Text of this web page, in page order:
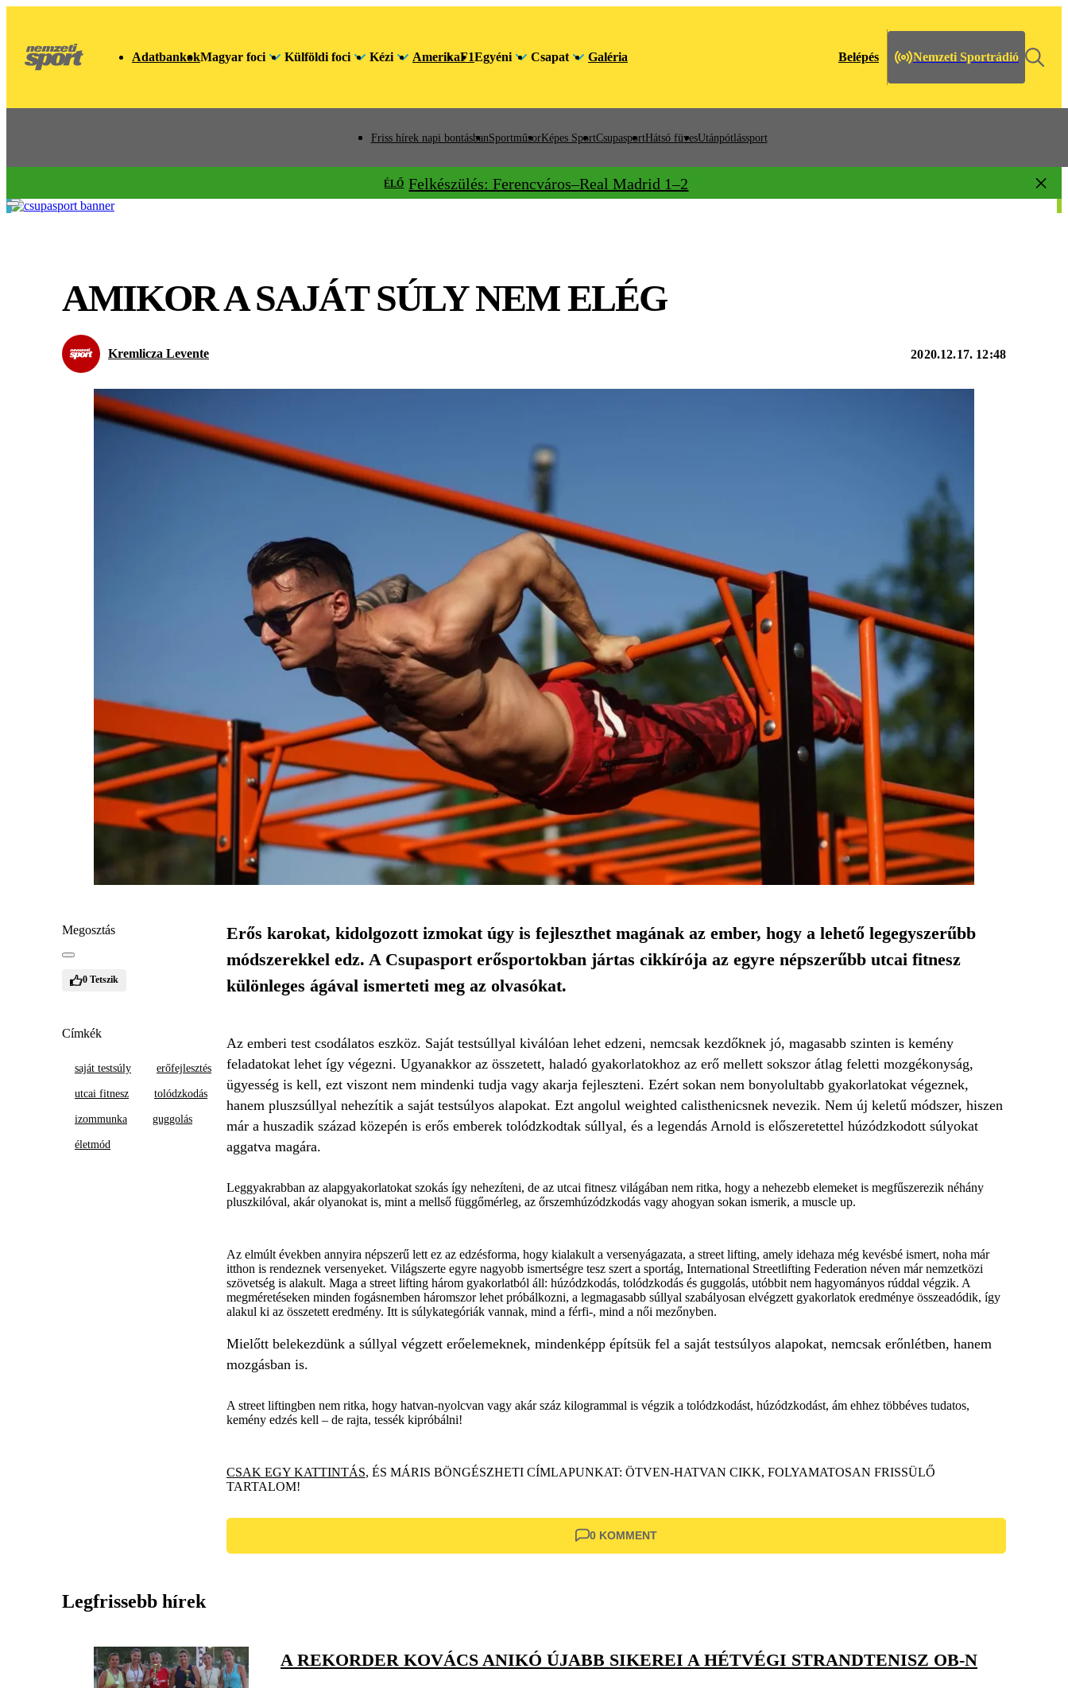
AdatbankokMagyar foci Külföldi foci Kézi AmerikaF1Egyéni Csapat Galéria Belépés Nemzeti Sportrádió
Friss hírek napi bontásbanSportműsorKépes SportCsupasportHátsó füvesUtánpótlássport
ÉLŐ Felkészülés: Ferencváros–Real Madrid 1–2
AMIKOR A SAJÁT SÚLY NEM ELÉG
Kremlicza Levente 2020.12.17. 12:48
Megosztás
0 Tetszik
Címkék
saját testsúly erőfejlesztés
utcai fitnesz tolódzkodás
izommunka guggolás
életmód
Erős karokat, kidolgozott izmokat úgy is fejleszthet magának az ember, hogy a lehető legegyszerűbb
módszerekkel edz. A Csupasport erősportokban jártas cikkírója az egyre népszerűbb utcai fitnesz
különleges ágával ismerteti meg az olvasókat.
Az emberi test csodálatos eszköz. Saját testsúllyal kiválóan lehet edzeni, nemcsak kezdőknek jó, magasabb szinten is kemény
feladatokat lehet így végezni. Ugyanakkor az összetett, haladó gyakorlatokhoz az erő mellett sokszor átlag feletti mozgékonyság,
ügyesség is kell, ezt viszont nem mindenki tudja vagy akarja fejleszteni. Ezért sokan nem bonyolultabb gyakorlatokat végeznek,
hanem pluszsúllyal nehezítik a saját testsúlyos alapokat. Ezt angolul weighted calisthenicsnek nevezik. Nem új keletű módszer, hiszen
már a huszadik század közepén is erős emberek tolódzkodtak súllyal, és a legendás Arnold is előszeretettel húzódzkodott súlyokat
aggatva magára.
Leggyakrabban az alapgyakorlatokat szokás így nehezíteni, de az utcai fitnesz világában nem ritka, hogy a nehezebb elemeket is megfűszerezik néhány
pluszkilóval, akár olyanokat is, mint a mellső függőmérleg, az őrszemhúzódzkodás vagy ahogyan sokan ismerik, a muscle up.
Az elmúlt években annyira népszerű lett ez az edzésforma, hogy kialakult a versenyágazata, a street lifting, amely idehaza még kevésbé ismert, noha már
itthon is rendeznek versenyeket. Világszerte egyre nagyobb ismertségre tesz szert a sportág, International Streetlifting Federation néven már nemzetközi
szövetség is alakult. Maga a street lifting három gyakorlatból áll: húzódzkodás, tolódzkodás és guggolás, utóbbit nem hagyományos rúddal végzik. A
megméretéseken minden fogásnemben háromszor lehet próbálkozni, a legmagasabb súllyal szabályosan elvégzett gyakorlatok eredménye összeadódik, így
alakul ki az összetett eredmény. Itt is súlykategóriák vannak, mind a férfi-, mind a női mezőnyben.
Mielőtt belekezdünk a súllyal végzett erőelemeknek, mindenképp építsük fel a saját testsúlyos alapokat, nemcsak erőnlétben, hanem
mozgásban is.
A street liftingben nem ritka, hogy hatvan-nyolcvan vagy akár száz kilogrammal is végzik a tolódzkodást, húzódzkodást, ám ehhez többéves tudatos,
kemény edzés kell – de rajta, tessék kipróbálni!
CSAK EGY KATTINTÁS, ÉS MÁRIS BÖNGÉSZHETI CÍMLAPUNKAT: ÖTVEN-HATVAN CIKK, FOLYAMATOSAN FRISSÜLŐ
TARTALOM!
0 KOMMENT
Legfrissebb hírek
A REKORDER KOVÁCS ANIKÓ ÚJABB SIKEREI A HÉTVÉGI STRANDTENISZ OB-N